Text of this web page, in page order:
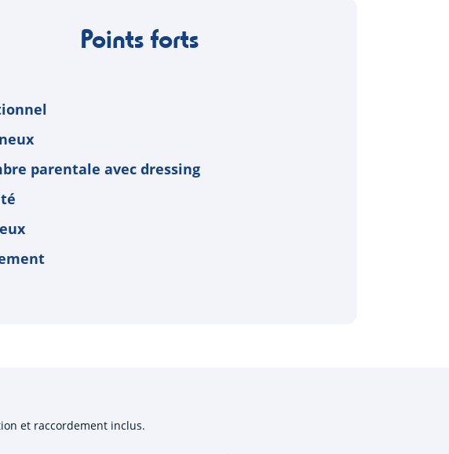
Points forts
parentale avec dressing
et raccordement inclus.